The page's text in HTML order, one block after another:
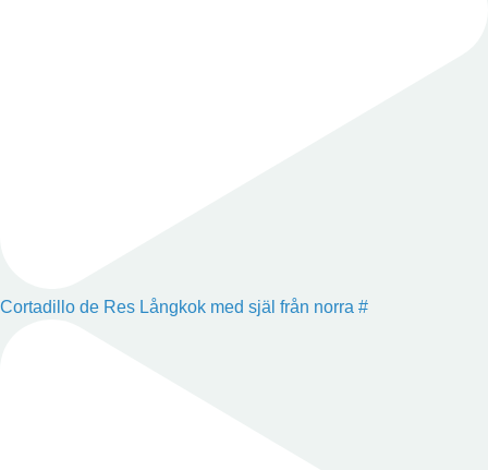
Cortadillo de Res Långkok med själ från norra #